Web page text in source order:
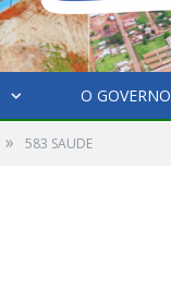
O GOVERNO
» 583 SAUDE